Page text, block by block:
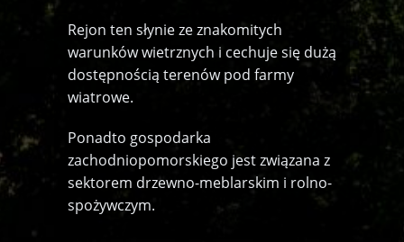
Rejon ten słynie ze znakomitych
warunków wietrznych i cechuje się dużą
dostępnością terenów pod farmy
wiatrowe.
Ponadto gospodarka
zachodniopomorskiego jest związana z
sektorem drzewno-meblarskim i rolno-
spożywczym.